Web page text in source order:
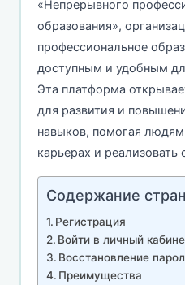
«Непрерывного
образования»,
профессиональное
доступным и удобным
Эта платформа
для развития и
навыков, помогая людям
карьерах и реализовать
Содержание
Регистрация
Войти в личный
Восстановление
Преимущества